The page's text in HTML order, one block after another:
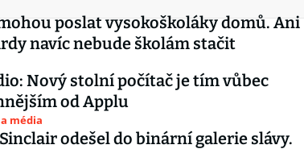
poslat vysokoškoláky domů. Ani
navíc nebude školám stačit
Nový stolní počítač je tím vůbec
od Applu
média
odešel do binární galerie slávy.